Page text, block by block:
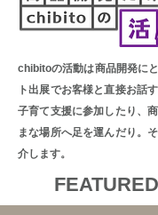
chibitoの活動は商品開発に
ト出展でお客様と直接お話
子育て支援に参加したり、
まな場所へ足を運んだり。
介します。